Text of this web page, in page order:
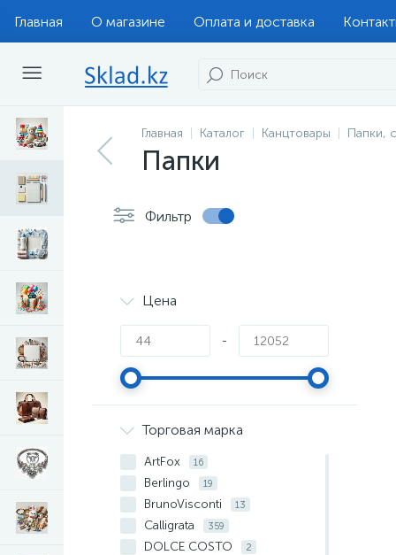
Главная О магазине Оплата и доставка
Главная Каталог Канцтовары Папки,
Папки
Фильтр
Цена
-
Торговая марка
ArtFox 16
Berlingo 19
BrunoVisconti 13
Calligrata 359
DOLCE COSTO 2